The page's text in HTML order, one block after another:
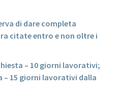
di dare completa
citate entro e non oltre i
– 10 giorni lavorativi;
– 15 giorni lavorativi dalla